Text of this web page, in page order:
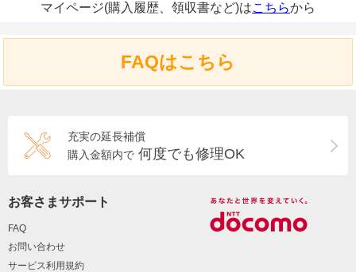
マイページ(購入履歴、領収書など)はこちらから
FAQはこちら
充実の延長補償
購入金額内で 何度でも修理OK
お客さまサポート
FAQ
お問い合わせ
サービス利用規約